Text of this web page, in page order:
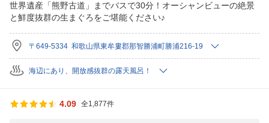
世界遺産「熊野古道」までバスで30分！オーシャンビューの絶景
と鮮度抜群の生まぐろをご堪能ください♪
〒649-5334 和歌山県東牟婁郡那智勝浦町勝浦216-19
海辺にあり、開放感抜群の露天風呂！
4.09 全1,877件